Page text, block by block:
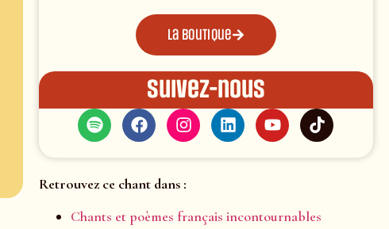
La boutique
Suivez-nous
Retrouvez ce chant dans :
Chants et poèmes français incontournables